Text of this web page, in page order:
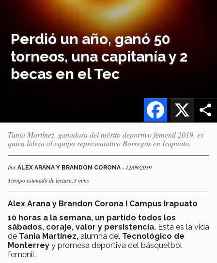
Perdió un año, ganó 50
torneos, una capitanía y 2
becas en el Tec
X
Facebook
Tania Martínez, ganadora del mérito deportivo femenil 2019, es
quien lidera al equipo representativo Borregos en Irapuato.
Por ALEX ARANA Y BRANDON CORONA - 12/09/2019
Tiempo estimado de lectura:3 mins
Alex Arana y Brandon Corona I Campus Irapuato
10 horas a la semana, un partido todos los
sábados, coraje, valor y persistencia. Esta es la vida
de Tania Martínez, alumna del Tecnológico de
Monterrey y promesa deportiva del básquetbol
femenil.